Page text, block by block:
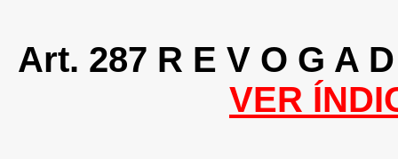
Art. 287 R E V O G A
VER